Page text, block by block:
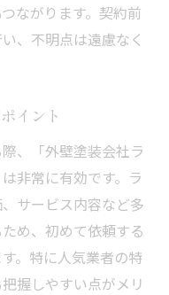
ながります。契約前
、不明点は遠慮なく
イント
、「外壁塗装会社ラ
非常に有効です。ラ
サービス内容など多
め、初めて依頼する
。特に人気業者の特
握しやすい点がメリ